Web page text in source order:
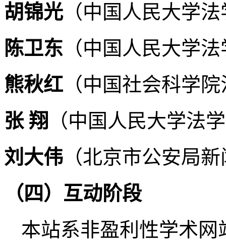
胡锦光（中国人民大学
陈卫东 （中国人民大学
熊秋红 （中国社会科学
张 翔
（中国人民大学法
刘大伟 （北京市公安局
（四）互动阶段
本站系非盈利性学术